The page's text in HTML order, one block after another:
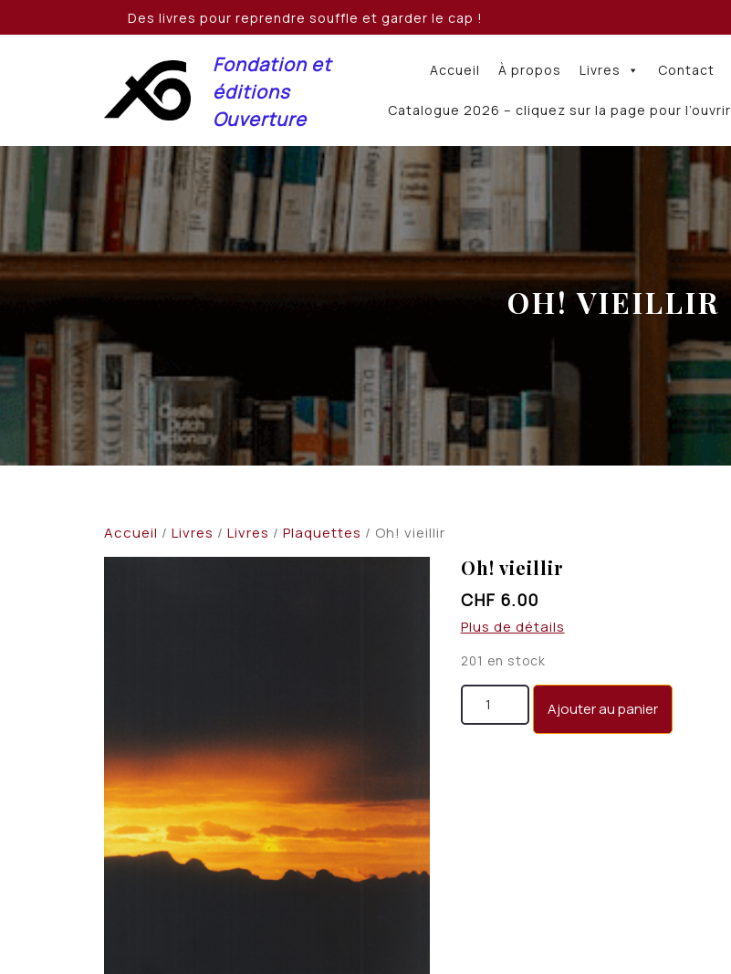
Des livres pour reprendre souffle et garder le cap !
Fondation et
éditions
Ouverture
Accueil À propos Livres Contact
Catalogue 2026 – cliquez sur la page pour l’ouvrir
OH! VIEILLIR
Accueil / Livres / Livres / Plaquettes / Oh! vieillir
Oh! vieillir
CHF 6.00
Plus de détails
201 en stock
quantité de Oh! vieillir
Ajouter au panier